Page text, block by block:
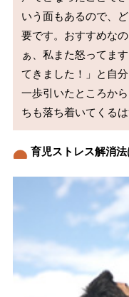
いう面もあるので、
要です。おすすめな
ぁ、私また怒ってま
てきました！」と自
一歩引いたところか
育児ストレス解消法